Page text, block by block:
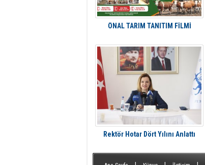
ÖNAL TARIM TANITIM FİLMİ
Rektör Hotar Dört Yılını Anlattı